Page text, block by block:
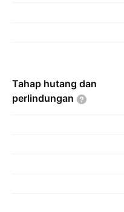
Tahap hutang dan
perlindungan